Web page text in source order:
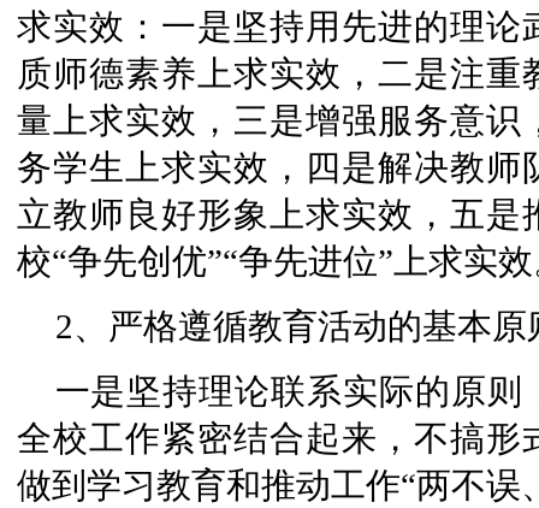
求实效：一是坚持用先进的理
质师德素养上求实效，二是注
量上求实效，三是增强服务意
务学生上求实效，四是解决教
立教师良好形象上求实效，五
校“争先创优”“争先进位”上求实
2、严格遵循教育活动的基本原
一是坚持理论联系实际的原
全校工作紧密结合起来，不搞
做到学习教育和推动工作“两不